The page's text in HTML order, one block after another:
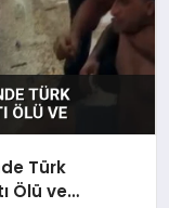
Türk
Ölü ve